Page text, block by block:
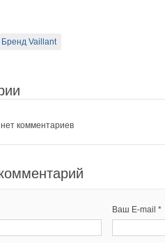
Бренд Vaillant
комментариев
Ваш E-mail *
сократить периоды
Бренд Danfoss